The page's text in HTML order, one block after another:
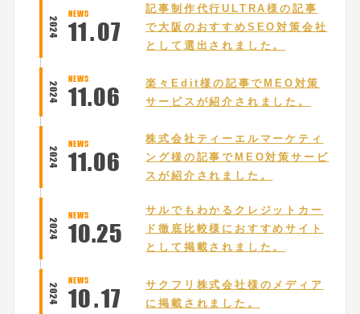
2024
NEWS
11.07
記事制作代行ULTRA様の記事
で大阪のおすすめSEO対策会社
として選出されました。
2024
NEWS
11.06
楽々Edit様の記事でMEO対策
サービスが紹介されました。
2024
NEWS
11.06
株式会社ティーエルマーケティ
ング様の記事でMEO対策サービ
スが紹介されました。
2024
NEWS
10.25
サルでもわかるクレジットカー
ド徹底比較様におすすめサイト
として掲載されました。
2024
NEWS
10.17
サクフリ株式会社様のメディア
に掲載されました。